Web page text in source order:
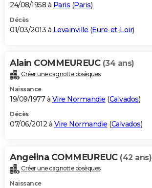
24/08/1958 à Paris (Paris)
Décès
01/03/2013 à Levainville (Eure-et-Loir)
Alain COMMEUREUC (34 ans)
Créer une cagnotte obsèques
Naissance
19/09/1977 à Vire Normandie (Calvados)
Décès
07/06/2012 à Vire Normandie (Calvados)
Angelina COMMEUREUC (42 ans)
Créer une cagnotte obsèques
Naissance